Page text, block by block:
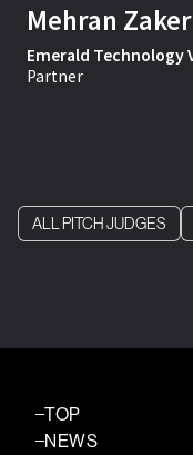
Mehran Zaker
Emerald Technology
Partner
ALL PITCH JUDGES
TOP
NEWS